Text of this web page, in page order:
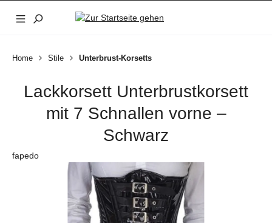
Zum Hauptinhalt springen
Home Stile Unterbrust-Korsetts
Lackkorsett Unterbrustkorsett
mit 7 Schnallen vorne –
Schwarz
fapedo
Bildergalerie überspringen